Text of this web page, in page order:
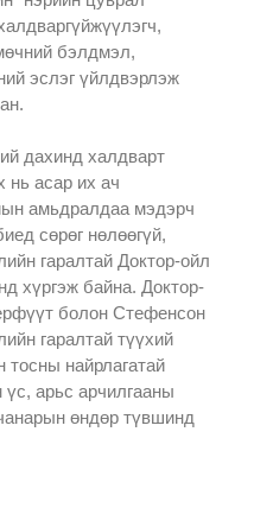
бэлдмэл,
эслэг үйлдвэрлэж
дахинд халдварт
нь асар их ач
амьдралдаа мэдэрч
сөрөг нөлөөгүй,
гаралтай Доктор-ойл
хүргэж байна. Доктор-
болон Стефенсон
гаралтай түүхий
тосны найрлагатай
арьс арчилгааны
өндөр түвшинд